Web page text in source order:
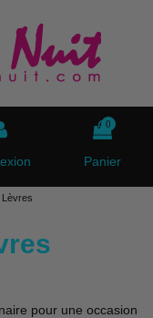
0
Panier
Lèvres
pour une occasion